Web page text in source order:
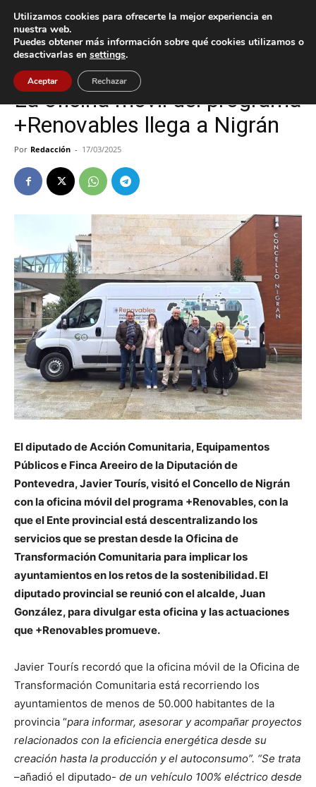
Inicio Nigrán
Nigrán Tecnología
La oficina móvil del programa
+Renovables llega a Nigrán
Por Redacción - 17/03/2025
El diputado de Acción Comunitaria, Equipamentos
Públicos e Finca Areeiro de la Diputación de
Pontevedra, Javier Tourís, visitó el Concello de Nigrán
con la oficina móvil del programa +Renovables, con la
que el Ente provincial está descentralizando los
servicios que se prestan desde la Oficina de
Transformación Comunitaria para implicar los
ayuntamientos en los retos de la sostenibilidad. El
diputado provincial se reunió con el alcalde, Juan
González, para divulgar esta oficina y las actuaciones
que +Renovables promueve.
Javier Tourís recordó que la oficina móvil de la Oficina de
Transformación Comunitaria está recorriendo los
ayuntamientos de menos de 50.000 habitantes de la
provincia “para informar, asesorar y acompañar proyectos
relacionados con la eficiencia energética desde su
creación hasta la producción y el autoconsumo”. “Se trata
–añadió el diputado- de un vehículo 100% eléctrico desde
Utilizamos cookies para ofrecerte la mejor experiencia en
nuestra web.
Puedes obtener más información sobre qué cookies utilizamos o
desactivarlas en settings.
Aceptar Rechazar